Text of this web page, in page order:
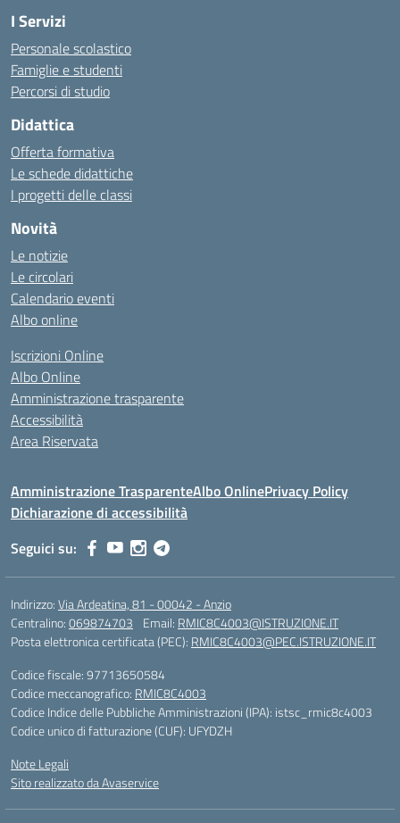
I Servizi
Personale scolastico
Famiglie e studenti
Percorsi di studio
Didattica
Offerta formativa
Le schede didattiche
I progetti delle classi
Novità
Le notizie
Le circolari
Calendario eventi
Albo online
Iscrizioni Online
Albo Online
Amministrazione trasparente
Accessibilità
Area Riservata
Amministrazione TrasparenteAlbo OnlinePrivacy Policy
Dichiarazione di accessibilità
Seguici su:
Indirizzo:Via Ardeatina, 81 - 00042 - Anzio
Centralino:069874703 Email: RMIC8C4003@ISTRUZIONE.IT
Posta elettronica certificata (PEC): RMIC8C4003@PEC.ISTRUZIONE.IT
Codice fiscale: 97713650584
Codice meccanografico: RMIC8C4003
Codice Indice delle Pubbliche Amministrazioni (IPA): istsc_rmic8c4003
Codice unico di fatturazione (CUF): UFYDZH
Note Legali
Sito realizzato da Avaservice